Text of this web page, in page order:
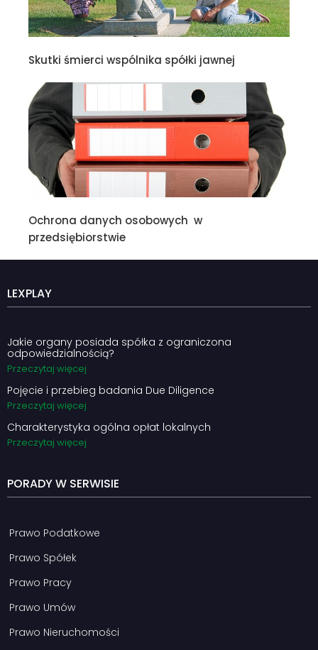
Skutki śmierci wspólnika spółki jawnej
Ochrona danych osobowych w
przedsiębiorstwie
LEXPLAY
Jakie organy posiada spółka z ograniczona
odpowiedzialnością?
Przeczytaj więcej
Pojęcie i przebieg badania Due Diligence
Przeczytaj więcej
Charakterystyka ogólna opłat lokalnych
Przeczytaj więcej
PORADY W SERWISIE
Prawo Podatkowe
Prawo Spółek
Prawo Pracy
Prawo Umów
Prawo Nieruchomości